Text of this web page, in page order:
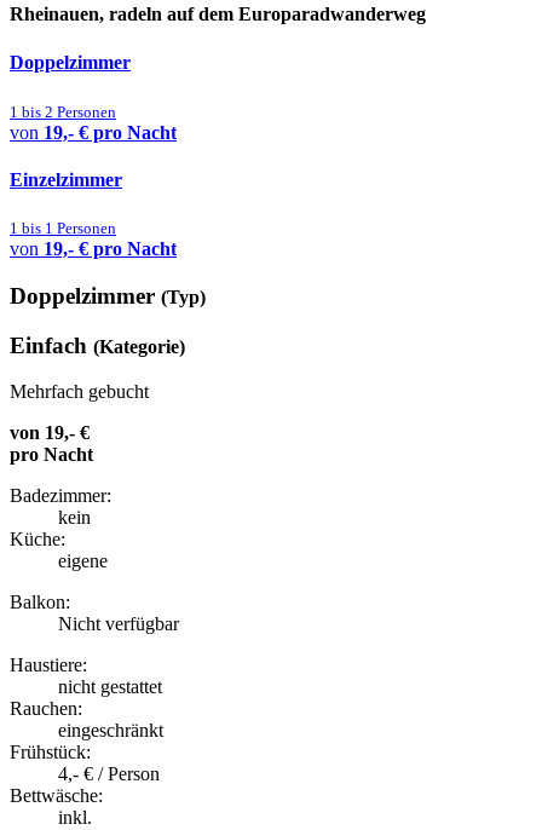
Rheinauen, radeln auf dem Europaradwanderweg
Doppelzimmer
1 bis 2 Personen
von 19,- € pro Nacht
Einzelzimmer
1 bis 1 Personen
von 19,- € pro Nacht
Doppelzimmer (Typ)
Einfach (Kategorie)
Mehrfach gebucht
von 19,- €
pro Nacht
Badezimmer:
kein
Küche:
eigene
Balkon:
Nicht verfügbar
Haustiere:
nicht gestattet
Rauchen:
eingeschränkt
Frühstück:
4,- € / Person
Bettwäsche:
inkl.